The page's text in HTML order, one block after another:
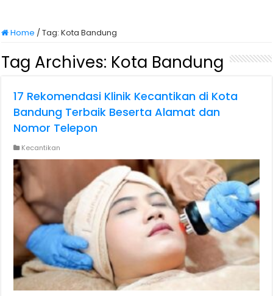
Home /Tag:Kota Bandung
Tag Archives: Kota Bandung
17 Rekomendasi Klinik Kecantikan di Kota
Bandung Terbaik Beserta Alamat dan
Nomor Telepon
Kecantikan